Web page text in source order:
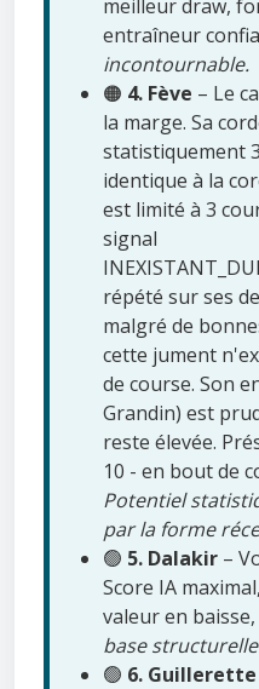
meilleur draw,
entraîneur
incontournable.
🟠 4. Fève – Le
la marge. Sa
statistiquement
identique à la
est limité à 3
signal
répété sur ses
malgré de
cette jument
de course. Son
Grandin) est
reste élevée.
10 - en bout de
Potentiel
par la forme
🟢 5. Dalakir –
Score IA
valeur en
base
🟢 6. Guillerette